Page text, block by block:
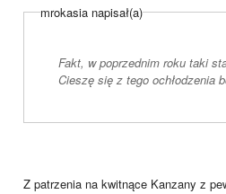
mrokasia napisał(a)
Fakt, w poprzednim roku taki
Cieszę się z tego ochłodzenia
Z patrzenia na kwitnące Kanzany z